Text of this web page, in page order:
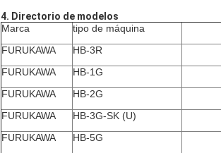
4. Directorio de modelos
Marca
tipo de máquina
FURUKAWA
HB-3R
FURUKAWA
HB-1G
FURUKAWA
HB-2G
FURUKAWA
HB-3G-SK (U)
FURUKAWA
HB-5G